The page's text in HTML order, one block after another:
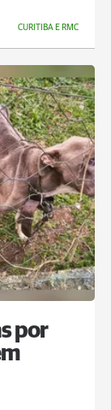
CURITIBA E RMC
por